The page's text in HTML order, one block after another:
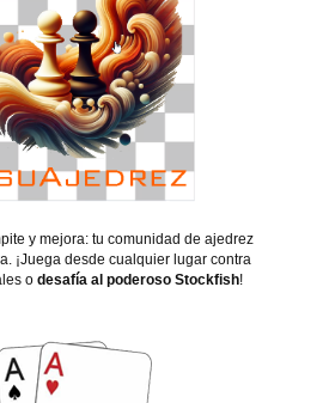
y mejora: tu comunidad de ajedrez
¡Juega desde cualquier lugar contra
o desafía al poderoso Stockfish!